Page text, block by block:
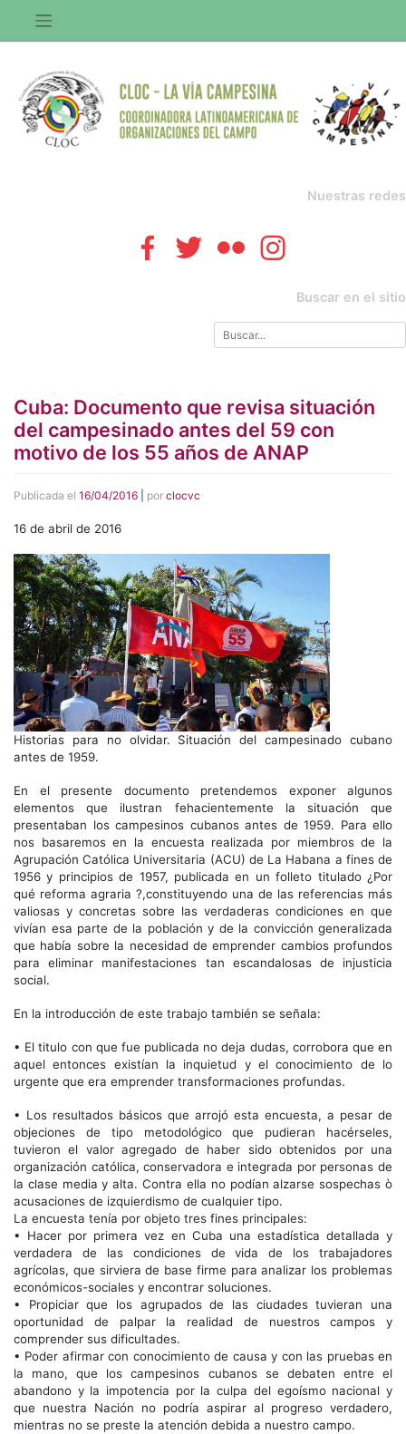
contenido
Nuestras redes
Buscar en el sitio
Cuba: Documento que revisa situación
del campesinado antes del 59 con
motivo de los 55 años de ANAP
Publicada el 16/04/2016 por clocvc
16 de abril de 2016
Historias para no olvidar. Situación del campesinado cubano
antes de 1959.
En el presente documento pretendemos exponer algunos
elementos que ilustran fehacientemente la situación que
presentaban los campesinos cubanos antes de 1959. Para ello
nos basaremos en la encuesta realizada por miembros de la
Agrupación Católica Universitaria (ACU) de La Habana a fines de
1956 y principios de 1957, publicada en un folleto titulado ¿Por
qué reforma agraria ?,constituyendo una de las referencias más
valiosas y concretas sobre las verdaderas condiciones en que
vivían esa parte de la población y de la convicción generalizada
que había sobre la necesidad de emprender cambios profundos
para eliminar manifestaciones tan escandalosas de injusticia
social.
En la introducción de este trabajo también se señala:
• El titulo con que fue publicada no deja dudas, corrobora que en
aquel entonces existían la inquietud y el conocimiento de lo
urgente que era emprender transformaciones profundas.
• Los resultados básicos que arrojó esta encuesta, a pesar de
objeciones de tipo metodológico que pudieran hacérseles,
tuvieron el valor agregado de haber sido obtenidos por una
organización católica, conservadora e integrada por personas de
la clase media y alta. Contra ella no podían alzarse sospechas ò
acusaciones de izquierdismo de cualquier tipo.
La encuesta tenía por objeto tres fines principales:
• Hacer por primera vez en Cuba una estadística detallada y
verdadera de las condiciones de vida de los trabajadores
agrícolas, que sirviera de base firme para analizar los problemas
económicos-sociales y encontrar soluciones.
• Propiciar que los agrupados de las ciudades tuvieran una
oportunidad de palpar la realidad de nuestros campos y
comprender sus dificultades.
• Poder afirmar con conocimiento de causa y con las pruebas en
la mano, que los campesinos cubanos se debaten entre el
abandono y la impotencia por la culpa del egoísmo nacional y
que nuestra Nación no podría aspirar al progreso verdadero,
mientras no se preste la atención debida a nuestro campo.